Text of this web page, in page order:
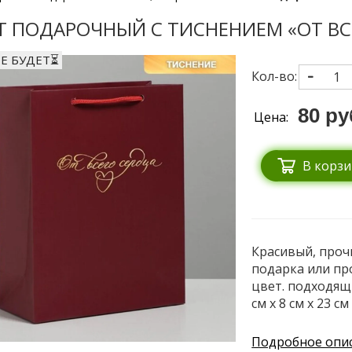
ПОДАРОЧНЫЙ С ТИСНЕНИЕМ «ОТ
БУДЕТ⏳
Кол-во:
Цена: 80
В
Красивый,
подарка или
цвет.
см х 8 см х 23 см
Подробное